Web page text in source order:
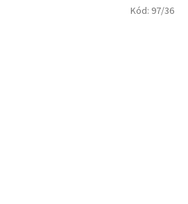
Kód: 97/36